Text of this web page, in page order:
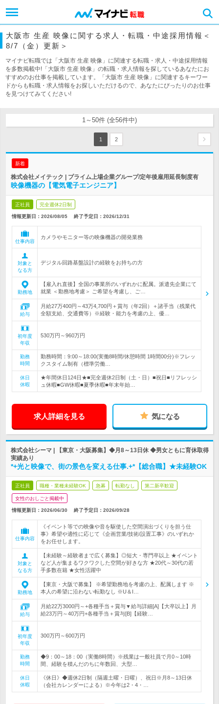
大阪市 生産 映像に関する求人・転職・中途採用情報＜
8/7（金）更新＞
マイナビ転職では「大阪市 生産 映像」に関連する転職・求人・中途採用情報
を多数掲載中!「大阪市 生産 映像」の転職・求人情報を探しているあなたにお
すすめのお仕事を掲載しています。「大阪市 生産 映像」に関連するキーワー
ドからも転職・求人情報をお探しいただけるので、あなたにぴったりのお仕事
を見つけてみてください!
1～50件 (全56件中)
1 2
新着
株式会社メイテック | プライム上場企業グループ/定年後雇用延長制度有
映像機器の【電気電子エンジニア】
正社員 完全週休2日制
情報更新日：2026/08/05 終了予定日： 2026/12/31
仕事内容
カメラやモニター等の映像機器の開発業務
対象と
なる方
デジタル回路基盤設計の経験をお持ちの方
勤務地
【雇入れ直後】全国の事業所のいずれかに配属。派遣先企業にて
就業 ＜勤務地考慮＞ ご希望を考慮し、ご…
給与
月給27万400円～43万4,700円＋賞与（年2回）＋諸手当（残業代
全額支給、交通費等）※経験・能力を考慮の上、優…
初年度
年収
530万円～960万円
勤務
時間
勤務時間：9:00～18:00(実働8時間/休憩時間 1時間00分)※フレッ
クスタイム制有（標準労働…
休日
休暇
★年間休日124日★■完全週休2日制（土・日）■祝日■リフレッシ
ュ休暇■GW休暇■夏季休暇■年末年始…
求人詳細を見る 気になる
株式会社シーマ | 【東京・大阪募集】◆月8～13日休 ◆男女ともに育休取得
実績あり
*+光と映像で、街の景色を変える仕事.+*【総合職】★未経験OK
正社員 職種・業種未経験OK 急募 転勤なし 第二新卒歓迎
女性のおしごと掲載中
情報更新日：2026/06/30 終了予定日： 2026/09/28
仕事内容
《イベント等での映像や音を駆使した空間演出づくりを担う仕
事》希望や適性に応じて《企画営業/技術/設置工事》のいずれか
をお任せします。
対象と
なる方
【未経験～経験者まで広く募集】◎短大・専門卒以上 ★イベント
など人が集まるワクワクした空間が好きな方 ★20代～30代の若
手多数在籍 ★女性活躍中
勤務地
【東京・大阪で募集】 ※希望勤務地を考慮の上、配属します ※
本人の希望に沿わない転勤なし ※U＆I…
給与
月給22万3000円～+各種手当＋賞与▼給与詳細[A]【大卒以上】月
給23万円～40万円+各種手当＋賞与[B]【経験…
初年度
年収
300万円～600万円
勤務
時間
◆9：00～18：00（実働8時間）※残業は一般社員で月0～10時
間、経験を積んだのちに年数回、大型…
休日
休暇
《休日》◆週休2日制（隔週土曜・日曜）、祝日※月8～13日休
（会社カレンダーによる）※今年は2・4・…